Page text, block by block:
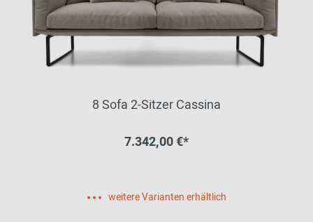
8 Sofa 2-Sitzer Cassina
7.342,00 €*
weitere Varianten erhältlich